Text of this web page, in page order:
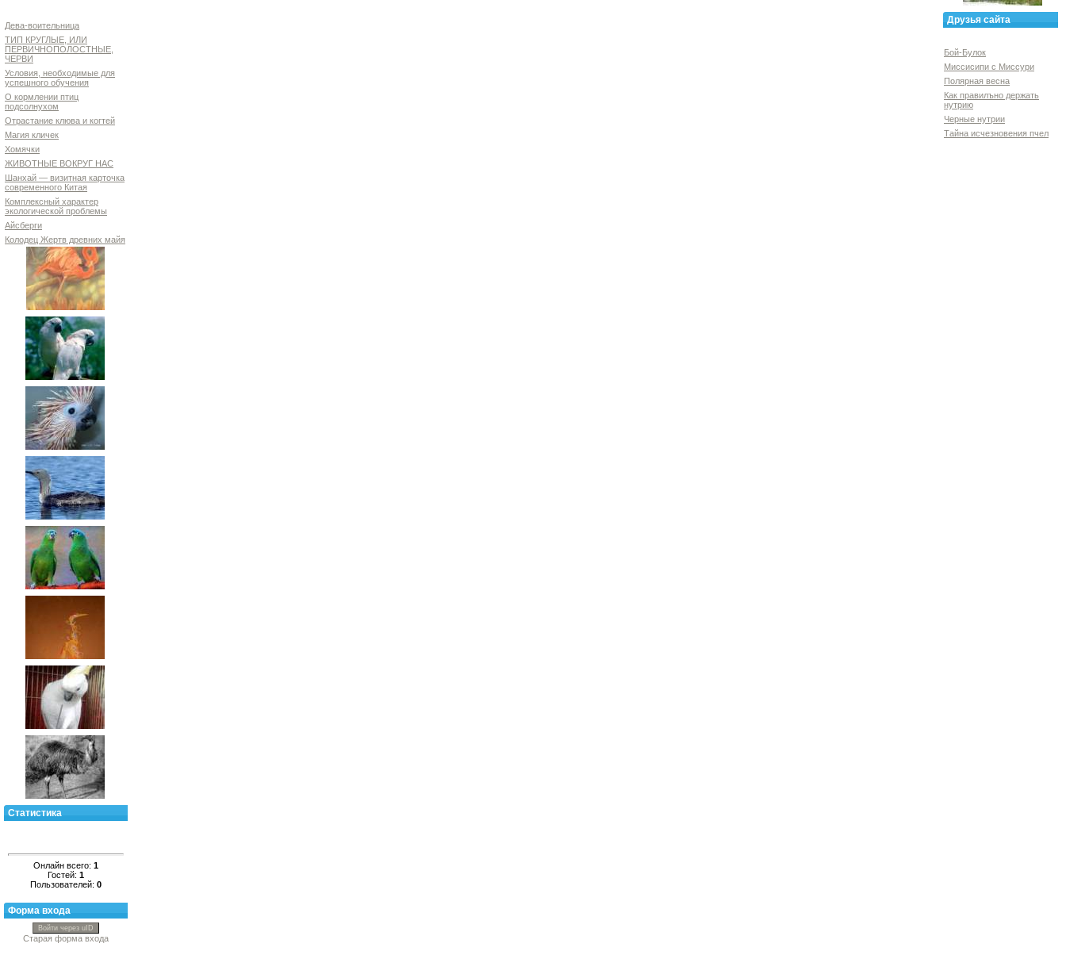
Дева-воительница
ТИП КРУГЛЫЕ, ИЛИ
ПЕРВИЧНОПОЛОСТНЫЕ,
ЧЕРВИ
Условия, необходимые для
успешного обучения
О кормлении птиц
подсолнухом
Отрастание клюва и когтей
Магия кличек
Хомячки
ЖИВОТНЫЕ ВОКРУГ НАС
Шанхай — визитная карточка
современного Китая
Комплексный характер
экологической проблемы
Айсберги
Колодец Жертв древних майя
Статистика
Онлайн всего: 1
Гостей: 1
Пользователей: 0
Форма входа
Войти через uID
Старая форма входа
Друзья сайта
Бой-Булок
Миссисипи с Миссури
Полярная весна
Как правилъно держать
нутрию
Черные нутрии
Тайна исчезновения пчел